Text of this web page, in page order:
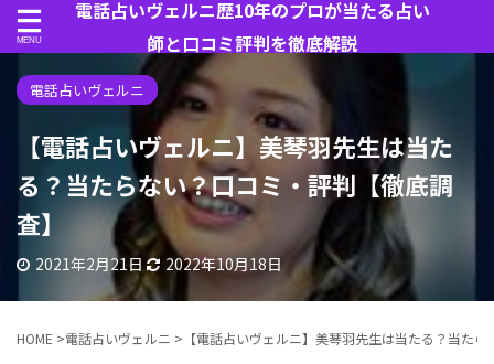
電話占いヴェルニ歴10年のプロが当たる占い
師と口コミ評判を徹底解説
電話占いヴェルニ
【電話占いヴェルニ】美琴羽先生は当た
る？当たらない？口コミ・評判【徹底調
査】
2021年2月21日 2022年10月18日
HOME >電話占いヴェルニ > 【電話占いヴェルニ】美琴羽先生は当たる？当た